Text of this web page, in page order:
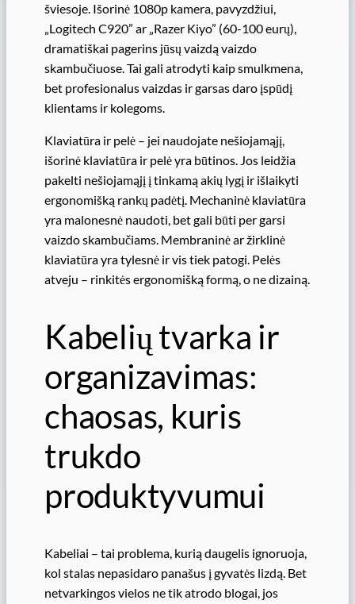
šviesoje. Išorinė 1080p kamera, pavyzdžiui,
„Logitech C920” ar „Razer Kiyo” (60-100 eurų),
dramatiškai pagerins jūsų vaizdą vaizdo
skambučiuose. Tai gali atrodyti kaip smulkmena,
bet profesionalus vaizdas ir garsas daro įspūdį
klientams ir kolegoms.
Klaviatūra ir pelė – jei naudojate nešiojamąjį,
išorinė klaviatūra ir pelė yra būtinos. Jos leidžia
pakelti nešiojamąjį į tinkamą akių lygį ir išlaikyti
ergonomišką rankų padėtį. Mechaninė klaviatūra
yra malonesnė naudoti, bet gali būti per garsi
vaizdo skambučiams. Membraninė ar žirklinė
klaviatūra yra tylesnė ir vis tiek patogi. Pelės
atveju – rinkitės ergonomišką formą, o ne dizainą.
Kabelių tvarka ir
organizavimas:
chaosas, kuris
trukdo
produktyvumui
Kabeliai – tai problema, kurią daugelis ignoruoja,
kol stalas nepasidaro panašus į gyvatės lizdą. Bet
netvarkingos vielos ne tik atrodo blogai, jos